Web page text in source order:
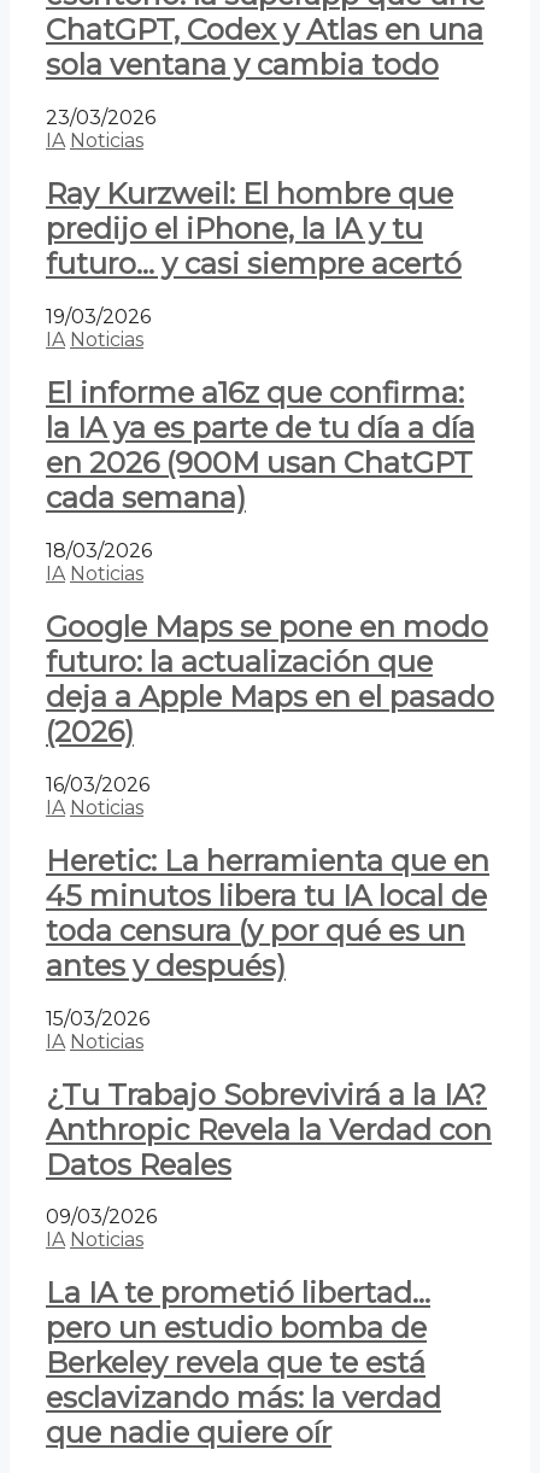
ChatGPT, Codex y Atlas en una
sola ventana y cambia todo
23/03/2026
IA Noticias
Ray Kurzweil: El hombre que
predijo el iPhone, la IA y tu
futuro… y casi siempre acertó
19/03/2026
IA Noticias
El informe a16z que confirma:
la IA ya es parte de tu día a día
en 2026 (900M usan ChatGPT
cada semana)
18/03/2026
IA Noticias
Google Maps se pone en modo
futuro: la actualización que
deja a Apple Maps en el pasado
(2026)
16/03/2026
IA Noticias
Heretic: La herramienta que en
45 minutos libera tu IA local de
toda censura (y por qué es un
antes y después)
15/03/2026
IA Noticias
¿Tu Trabajo Sobrevivirá a la IA?
Anthropic Revela la Verdad con
Datos Reales
09/03/2026
IA Noticias
La IA te prometió libertad…
pero un estudio bomba de
Berkeley revela que te está
esclavizando más: la verdad
que nadie quiere oír